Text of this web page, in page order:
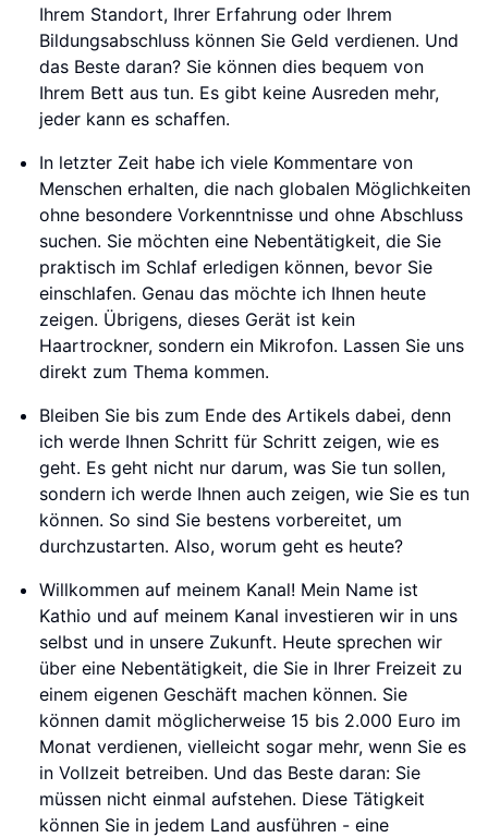
Ihrem Standort, Ihrer Erfahrung oder Ihrem
Bildungsabschluss können Sie Geld verdienen. Und
das Beste daran? Sie können dies bequem von
Ihrem Bett aus tun. Es gibt keine Ausreden mehr,
jeder kann es schaffen.
In letzter Zeit habe ich viele Kommentare von
Menschen erhalten, die nach globalen Möglichkeiten
ohne besondere Vorkenntnisse und ohne Abschluss
suchen. Sie möchten eine Nebentätigkeit, die Sie
praktisch im Schlaf erledigen können, bevor Sie
einschlafen. Genau das möchte ich Ihnen heute
zeigen. Übrigens, dieses Gerät ist kein
Haartrockner, sondern ein Mikrofon. Lassen Sie uns
direkt zum Thema kommen.
Bleiben Sie bis zum Ende des Artikels dabei, denn
ich werde Ihnen Schritt für Schritt zeigen, wie es
geht. Es geht nicht nur darum, was Sie tun sollen,
sondern ich werde Ihnen auch zeigen, wie Sie es tun
können. So sind Sie bestens vorbereitet, um
durchzustarten. Also, worum geht es heute?
Willkommen auf meinem Kanal! Mein Name ist
Kathio und auf meinem Kanal investieren wir in uns
selbst und in unsere Zukunft. Heute sprechen wir
über eine Nebentätigkeit, die Sie in Ihrer Freizeit zu
einem eigenen Geschäft machen können. Sie
können damit möglicherweise 15 bis 2.000 Euro im
Monat verdienen, vielleicht sogar mehr, wenn Sie es
in Vollzeit betreiben. Und das Beste daran: Sie
müssen nicht einmal aufstehen. Diese Tätigkeit
können Sie in jedem Land ausführen - eine